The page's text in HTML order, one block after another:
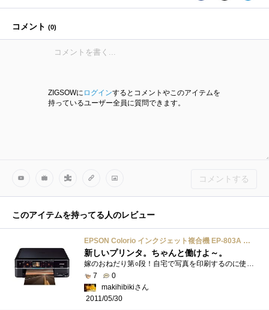
コメント (0)
ZIGSOWに ログインするとコメントやこのアイテムを
持っているユーザー全員に質問できます。
コメントする
このアイテムを持ってる人のレビュー
EPSON Colorio インクジェット複合機 EP-803A 有線・無線LAN標準搭載 カンタンLEDナビ搭載 前面二段給紙カセット 6色染料インク ブラックモデル
新しいプリンタ。ちゃんと働けよ～。
嫁のおねだり第○段！自宅で写真を印刷するのに使用するそうだ。印刷コストは公称19円。。。たけぇ。。。印刷ミスも考えると、netで注文しろよ...
7
0
makihibikiさん
2011/05/30